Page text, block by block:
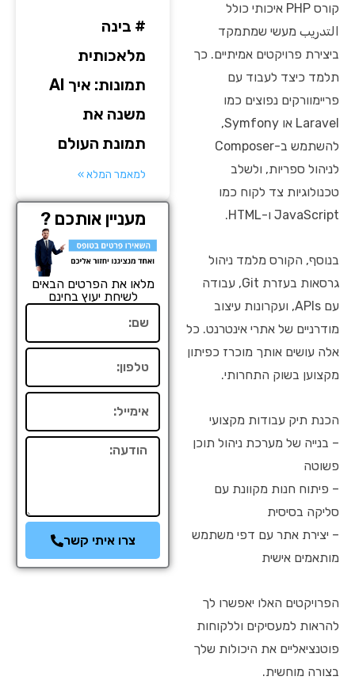
קורס PHP איכותי כולל
التدريب מעשי שמתמקד
ביצירת פרויקטים אמיתיים. כך
תלמד כיצד לעבוד עם
פריימוורקים נפוצים כמו
Laravel או Symfony,
להשתמש ב-Composer
לניהול ספריות, ולשלב
טכנולוגיות צד לקוח כמו
JavaScript ו-HTML.
בנוסף, הקורס מלמד ניהול
גרסאות בעזרת Git, עבודה
עם APIs, ועקרונות עיצוב
מודרניים של אתרי אינטרנט. כל
אלה עושים אותך מוכרז כפיתון
מקצוען בשוק התחרותי.
הכנת תיק עבודות מקצועי
– בנייה של מערכת ניהול תוכן
פשוטה
– פיתוח חנות מקוונת עם
סליקה בסיסית
– יצירת אתר עם דפי משתמש
מותאמים אישית
הפרויקטים האלו יאפשרו לך
להראות למעסיקים וללקוחות
פוטנציאליים את היכולות שלך
בצורה מוחשית.
# בינה
מלאכותית
תמונות: איך AI
משנה את
תמונת העולם
למאמר המלא »
מעניין אותכם ?
מלאו את הפרטים הבאים
לשיחת יעוץ בחינם
הודעה
צרו איתי קשר